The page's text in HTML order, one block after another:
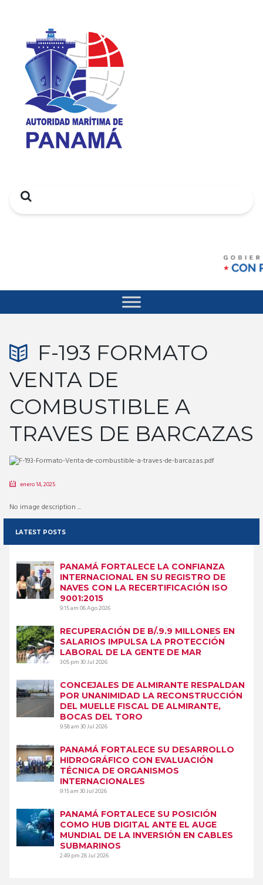
Search
F-193 FORMATO
VENTA DE
COMBUSTIBLE A
TRAVES DE BARCAZAS
enero 14, 2025
No image description ...
LATEST POSTS
PANAMÁ FORTALECE LA CONFIANZA
INTERNACIONAL EN SU REGISTRO DE
NAVES CON LA RECERTIFICACIÓN ISO
9001:2015
9:15 am06 Ago 2026
RECUPERACIÓN DE B/.9.9 MILLONES EN
SALARIOS IMPULSA LA PROTECCIÓN
LABORAL DE LA GENTE DE MAR
3:05 pm30 Jul 2026
CONCEJALES DE ALMIRANTE RESPALDAN
POR UNANIMIDAD LA RECONSTRUCCIÓN
DEL MUELLE FISCAL DE ALMIRANTE,
BOCAS DEL TORO
9:58 am30 Jul 2026
PANAMÁ FORTALECE SU DESARROLLO
HIDROGRÁFICO CON EVALUACIÓN
TÉCNICA DE ORGANISMOS
INTERNACIONALES
9:15 am30 Jul 2026
PANAMÁ FORTALECE SU POSICIÓN
COMO HUB DIGITAL ANTE EL AUGE
MUNDIAL DE LA INVERSIÓN EN CABLES
SUBMARINOS
2:49 pm28 Jul 2026